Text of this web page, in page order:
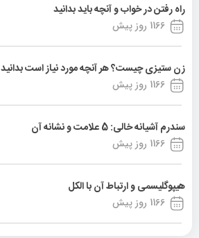
راه رفتن در خواب و آنچه باید بدانید
1166 روز پیش
زن ستیزی چیست؟ هر آنچه مورد نیاز است بدانید
1166 روز پیش
سندرم آشیانه خالی: 5 علامت و نشانه آن
1166 روز پیش
هیپوگلیسمی و ارتباط آن با الکل
1166 روز پیش